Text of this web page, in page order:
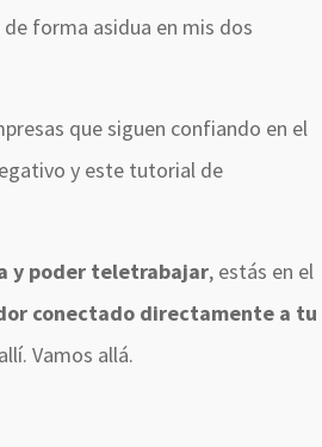
forma asidua en mis dos
que siguen confiando en el
y este tutorial de
y poder teletrabajar, estás en el
conectado directamente a tu
Vamos allá.